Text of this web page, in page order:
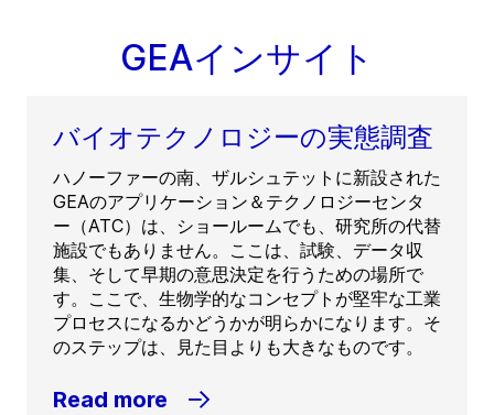
GEAインサイト
バイオテクノロジーの実態調査
ハノーファーの南、ザルシュテットに新設された
GEAのアプリケーション＆テクノロジーセンタ
ー（ATC）は、ショールームでも、研究所の代替
施設でもありません。ここは、試験、データ収
集、そして早期の意思決定を行うための場所で
す。ここで、生物学的なコンセプトが堅牢な工業
プロセスになるかどうかが明らかになります。そ
のステップは、見た目よりも大きなものです。
Read more